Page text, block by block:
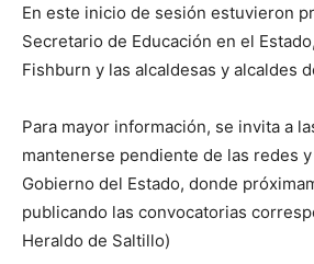
En este inicio de sesión estuvieron
Secretario de Educación en el
Fishburn y las alcaldesas y alcaldes
Para mayor información, se invita a
mantenerse pendiente de las redes
Gobierno del Estado, donde
publicando las convocatorias
Heraldo de Saltillo)